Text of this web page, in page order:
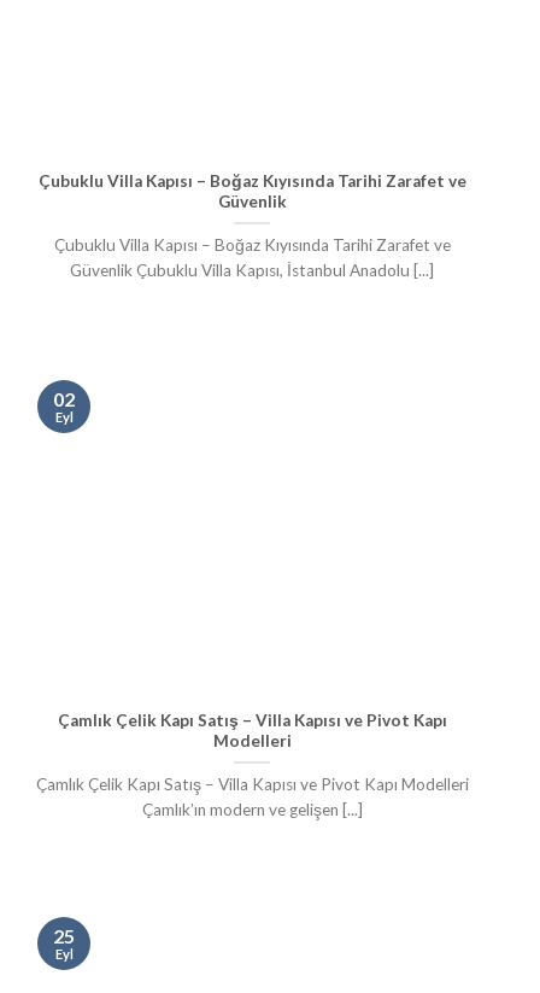
Çubuklu Villa Kapısı – Boğaz Kıyısında Tarihi Zarafet ve
Güvenlik
Çubuklu Villa Kapısı – Boğaz Kıyısında Tarihi Zarafet ve
Güvenlik Çubuklu Villa Kapısı, İstanbul Anadolu [...]
Çamlık Çelik Kapı Satış – Villa Kapısı ve Pivot Kapı
Modelleri
Çamlık Çelik Kapı Satış – Villa Kapısı ve Pivot Kapı Modelleri
Çamlık’ın modern ve gelişen [...]
02
Eyl
25
Eyl